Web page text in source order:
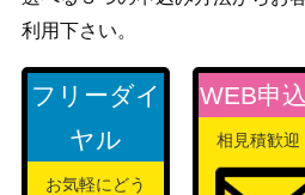
利用下さい。
フリーダイ
ヤル
お気軽にどう
WEB申
相見積歓迎